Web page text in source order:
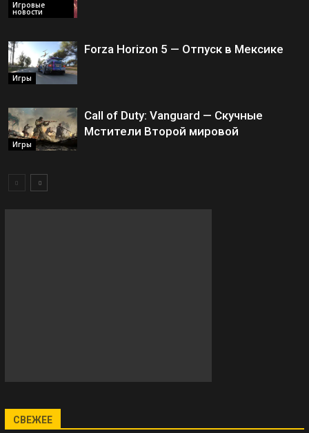
Игровые
новости
Игры
Forza Horizon 5 — Отпуск в Мексике
Игры
Call of Duty: Vanguard — Скучные
Мстители Второй мировой
СВЕЖЕЕ